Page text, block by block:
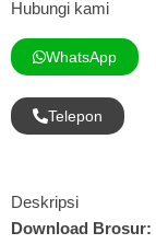
Hubungi kami
WhatsApp
Telepon
Deskripsi
Download Brosur: